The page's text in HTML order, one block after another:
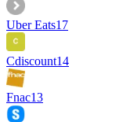
Uber Eats17
Cdiscount14
Fnac13